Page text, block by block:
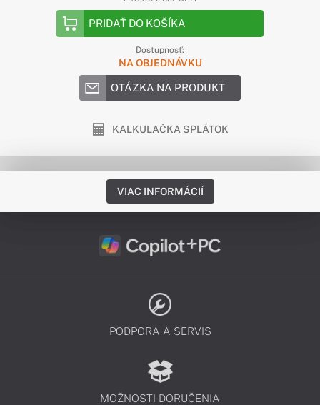
PRIDAŤ DO KOŠÍKA
Dostupnosť:
NA OBJEDNÁVKU
OTÁZKA NA PRODUKT
KALKULAČKA SPLÁTOK
VIAC INFORMÁCIÍ
PODPORA A SERVIS
MOŽNOSTI DORUČENIA